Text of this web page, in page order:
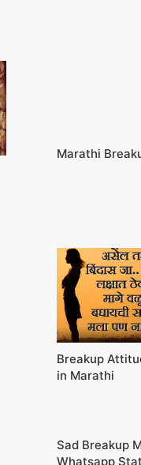
Marathi
Breakup
in Marathi
Sad Breakup
Whatsapp